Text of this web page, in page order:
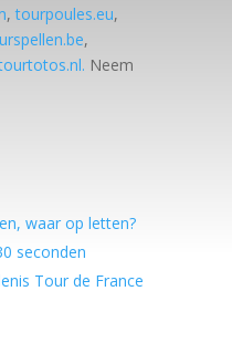
,tourpoules.eu,
,
Neem
waar op letten?
seconden
Tour de France